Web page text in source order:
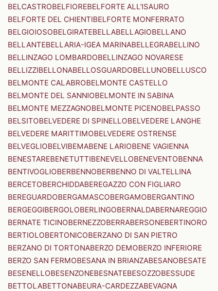
BELCASTROBELFIOREBELFORTE ALL'ISAURO
BELFORTE DEL CHIENTIBELFORTE MONFERRATO
BELGIOIOSOBELGIRATEBELLABELLAGIOBELLANO
BELLANTEBELLARIA-IGEA MARINABELLEGRABELLINO
BELLINZAGO LOMBARDOBELLINZAGO NOVARESE
BELLIZZIBELLONABELLOSGUARDOBELLUNOBELLUSCO
BELMONTE CALABROBELMONTE CASTELLO
BELMONTE DEL SANNIOBELMONTE IN SABINA
BELMONTE MEZZAGNOBELMONTE PICENOBELPASSO
BELSITOBELVEDERE DI SPINELLOBELVEDERE LANGHE
BELVEDERE MARITTIMOBELVEDERE OSTRENSE
BELVEGLIOBELVIBEMABENE LARIOBENE VAGIENNA
BENESTAREBENETUTTIBENEVELLOBENEVENTOBENNA
BENTIVOGLIOBERBENNOBERBENNO DI VALTELLINA
BERCETOBERCHIDDABEREGAZZO CON FIGLIARO
BEREGUARDOBERGAMASCOBERGAMOBERGANTINO
BERGEGGIBERGOLOBERLINGOBERNALDABERNAREGGIO
BERNATE TICINOBERNEZZOBERRABERSONEBERTINORO
BERTIOLOBERTONICOBERZANO DI SAN PIETRO
BERZANO DI TORTONABERZO DEMOBERZO INFERIORE
BERZO SAN FERMOBESANA IN BRIANZABESANOBESATE
BESENELLOBESENZONEBESNATEBESOZZOBESSUDE
BETTOLABETTONABEURA-CARDEZZABEVAGNA